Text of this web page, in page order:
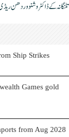
تلنگانہ کے ڈاکٹر وشنو وردھن
Ship Strikes
Games gold
from Aug 2028